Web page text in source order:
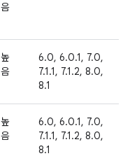
음
높
음
6.0, 6.0.1, 7.0,
7.1.1, 7.1.2, 8.0,
8.1
높
음
6.0, 6.0.1, 7.0,
7.1.1, 7.1.2, 8.0,
8.1